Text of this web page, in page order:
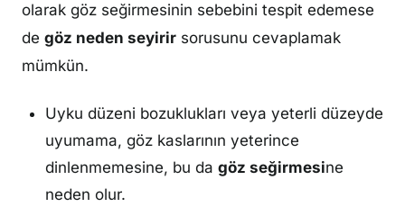
olarak göz seğirmesinin sebebini tespit edemese
de göz neden seyirir sorusunu cevaplamak
mümkün.
Uyku düzeni bozuklukları veya yeterli düzeyde
uyumama, göz kaslarının yeterince
dinlenmemesine, bu da göz seğirmesine
neden olur.